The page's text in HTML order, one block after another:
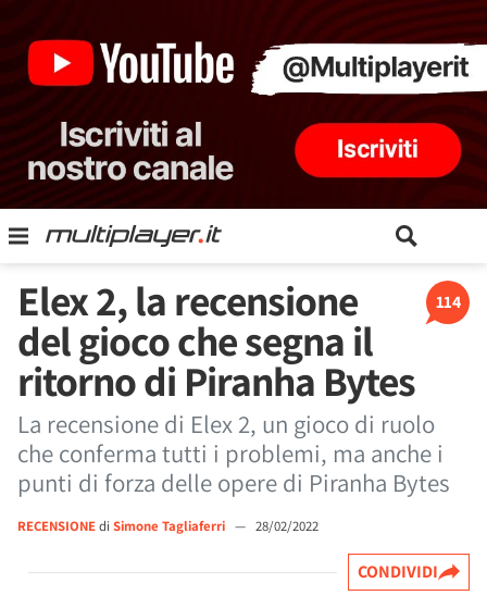
114
Elex 2, la recensione
del gioco che segna il
ritorno di Piranha Bytes
La recensione di Elex 2, un gioco di ruolo
che conferma tutti i problemi, ma anche i
punti di forza delle opere di Piranha Bytes
RECENSIONEdi Simone Tagliaferri — 28/02/2022
CONDIVIDI